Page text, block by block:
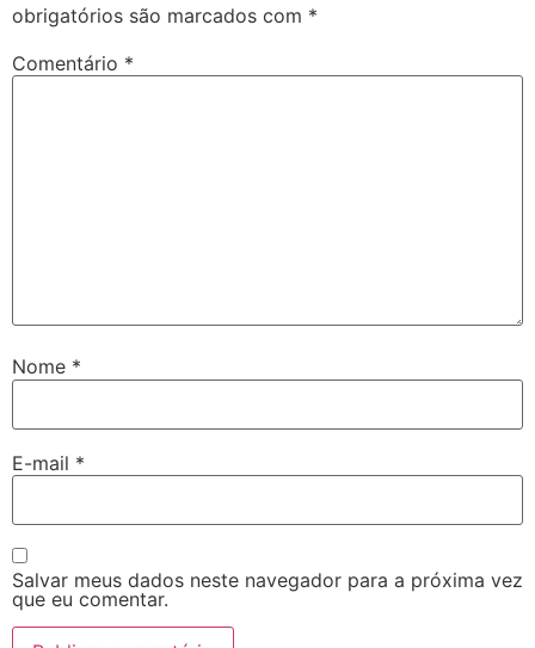
obrigatórios são marcados com *
Comentário *
Nome *
E-mail *
Salvar meus dados neste navegador para a próxima vez
que eu comentar.